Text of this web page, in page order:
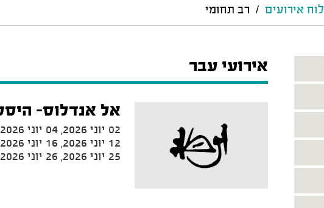
לוח אירועים / רב תחומי
אירועי עבר
אל אנדלוס-
25 יוני 2026, 26 יוני 2026, 30 יוני 2026